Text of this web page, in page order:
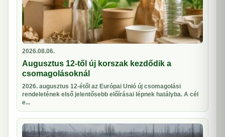
2026.08.06.
Augusztus 12-től új korszak kezdődik a
csomagolásoknál
2026. augusztus 12-étől az Európai Unió új csomagolási
rendeletének első jelentősebb előírásai lépnek hatályba. A cél
e...